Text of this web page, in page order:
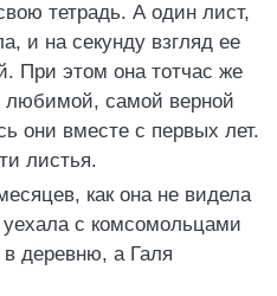
тетрадь. А один лист,
и на секунду взгляд ее
При этом она тотчас же
любимой, самой верной
они вместе с первых лет.
листья.
как она не видела
с комсомольцами
деревню, а Галя